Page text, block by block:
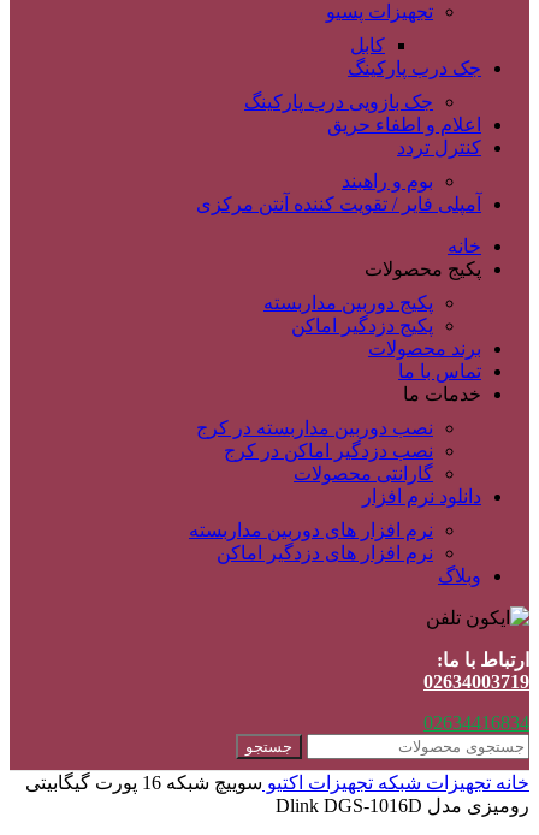
تجهیزات پسیو
کابل
جک درب پارکینگ
جک بازویی درب پارکینگ
اعلام و اطفاء حریق
کنترل تردد
بوم و راهبند
آمپلی فایر / تقویت کننده آنتن مرکزی
خانه
پکیج محصولات
پکیج دوربین مداربسته
پکیج دزدگیر اماکن
برند محصولات
تماس با ما
خدمات ما
نصب دوربین مداربسته در کرج
نصب دزدگیر اماکن در کرج
گارانتی محصولات
دانلود نرم افزار
نرم افزار های دوربین مداربسته
نرم افزار های دزدگیر اماکن
وبلاگ
ارتباط با ما:
02634003719
02634416834
جستجو
خانه تجهیزات شبکه تجهیزات اکتیو
سوییچ شبکه 16 پورت گیگابیتی
رومیزی مدل Dlink DGS-1016D